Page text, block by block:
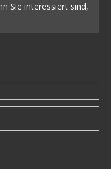
Sie interessiert sind,